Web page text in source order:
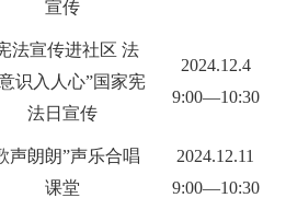
宣传
法宣传进社区 法
识入人心”国家宪
法日宣传
2024.12.4
9:00—10:30
声朗朗”声乐合唱
课堂
2024.12.11
9:00—10:30